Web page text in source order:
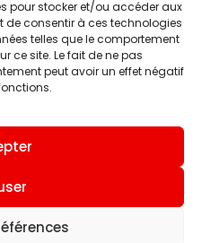
pour stocker et/ou accéder aux
de consentir à ces technologies
telles que le comportement
ce site. Le fait de ne pas
peut avoir un effet négatif
HISTOIRE
ÉQUIPE PREMIERE
INFOS ET CONTACT